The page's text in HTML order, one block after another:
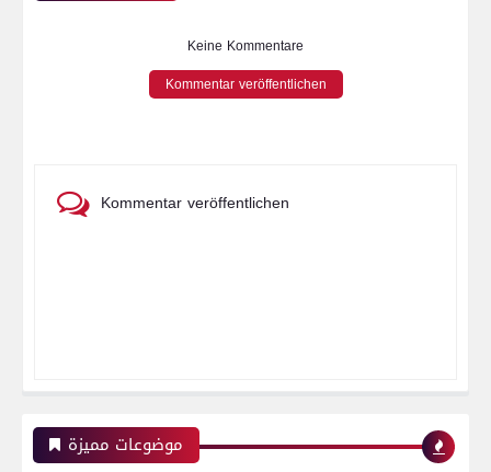
Keine Kommentare
Kommentar veröffentlichen
Kommentar veröffentlichen
موضوعات مميزة